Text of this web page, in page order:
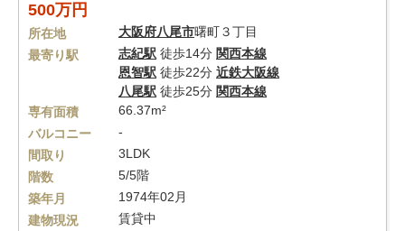
500万円
所在地 大阪府八尾市曙町３丁目
最寄り駅
志紀駅 徒歩14分 関西本線
恩智駅 徒歩22分 近鉄大阪線
八尾駅 徒歩25分 関西本線
専有面積
66.37m²
バルコニー
-
間取り
3LDK
階数
5/5階
築年月
1974年02月
建物現況
賃貸中